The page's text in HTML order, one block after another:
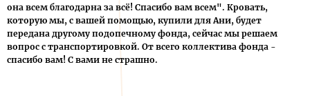
она всем благодарна за всё! Спасибо вам всем". Кровать,
которую мы, с вашей помощью, купили для Ани, будет
передана другому подопечному фонда, сейчас мы решаем
вопрос с транспортировкой. От всего коллектива фонда -
спасибо вам! С вами не страшно.